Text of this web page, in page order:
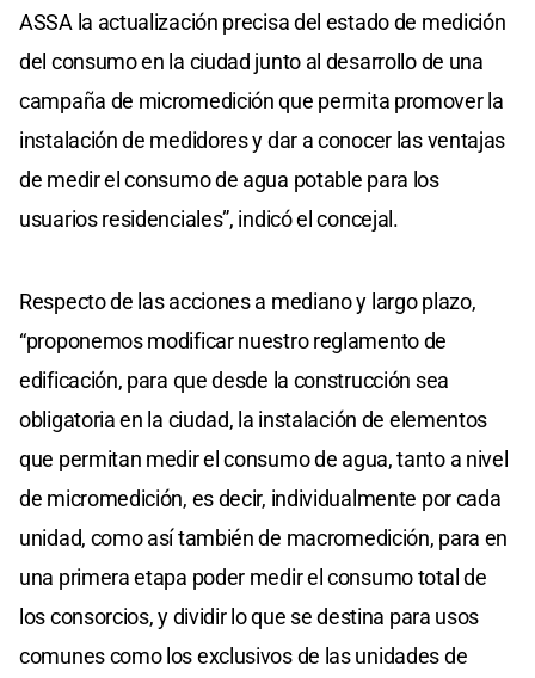
ASSA la actualización precisa del estado de medición
del consumo en la ciudad junto al desarrollo de una
campaña de micromedición que permita promover la
instalación de medidores y dar a conocer las ventajas
de medir el consumo de agua potable para los
usuarios residenciales”, indicó el concejal.
Respecto de las acciones a mediano y largo plazo,
“proponemos modificar nuestro reglamento de
edificación, para que desde la construcción sea
obligatoria en la ciudad, la instalación de elementos
que permitan medir el consumo de agua, tanto a nivel
de micromedición, es decir, individualmente por cada
unidad, como así también de macromedición, para en
una primera etapa poder medir el consumo total de
los consorcios, y dividir lo que se destina para usos
comunes como los exclusivos de las unidades de